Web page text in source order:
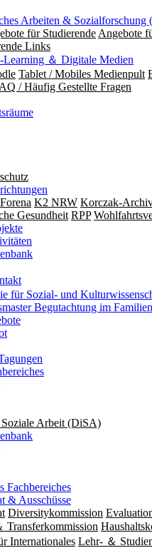
Arbeiten & Sozialforschung
für Studierende Angebote
Links
Learning ＆ Digitale Medien
Tablet / Mobiles Medienpult
/ Häufig Gestellte Fragen
Forena K2 NRW Korczak-
Gesund­heit RPP
für Sozial- und
Begutachtung im
Arbeit (DiSA)
Fachbereiches
& Ausschüsse
Diversitykommission
Transferkommission
Internationales Lehr- ＆